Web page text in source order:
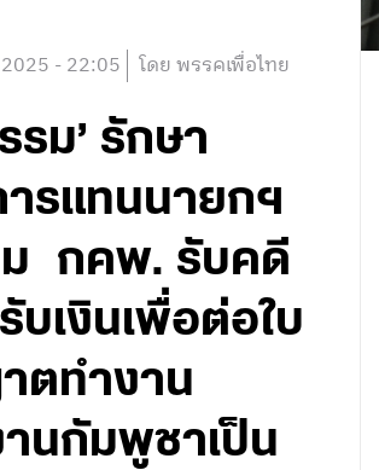
- 22:05 โดย พรรคเพื่อไทย
รม’ รักษา
ารแทนนายกฯ
ม กคพ. รับคดี
บเงินเพื่อต่อใบ
ตทำงาน
านกัมพูชาเป็น